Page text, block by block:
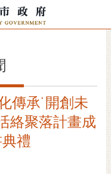
傳承˙開創未
絡聚落計畫成
禮